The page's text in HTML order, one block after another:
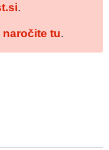
.
naročite tu.